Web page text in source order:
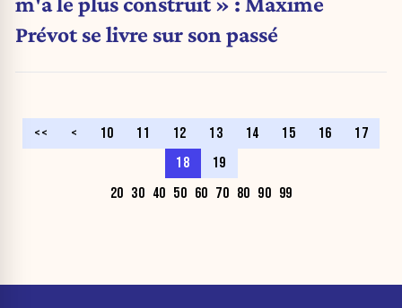
Prévot se livre sur son passé
<< < 10 11 12 13 14 15 16
17
18
19
20 30 40 50 60 70 80 90 99